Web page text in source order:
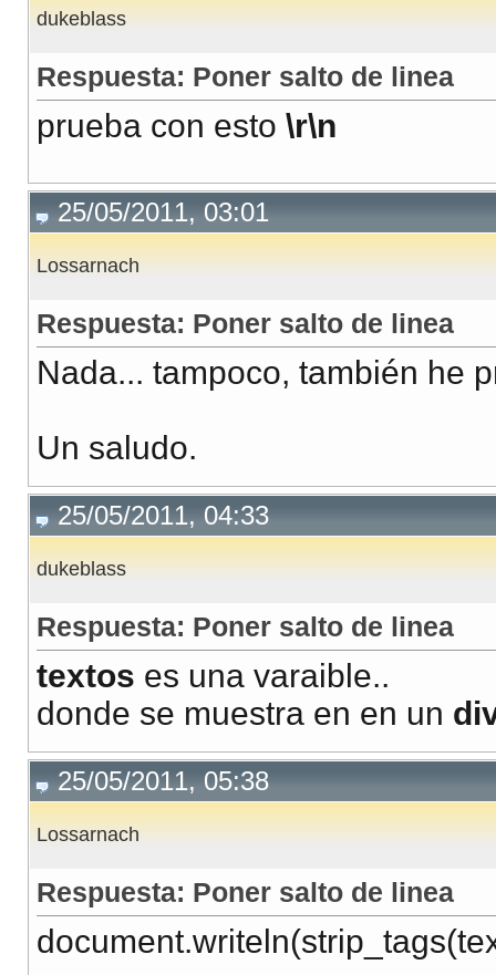
dukeblass
Respuesta: Poner salto de linea
prueba con esto \r\n
25/05/2011, 03:01
Lossarnach
Respuesta: Poner salto de linea
Nada... tampoco, también he
Un saludo.
25/05/2011, 04:33
dukeblass
Respuesta: Poner salto de linea
textos es una varaible..
donde se muestra en en un
25/05/2011, 05:38
Lossarnach
Respuesta: Poner salto de linea